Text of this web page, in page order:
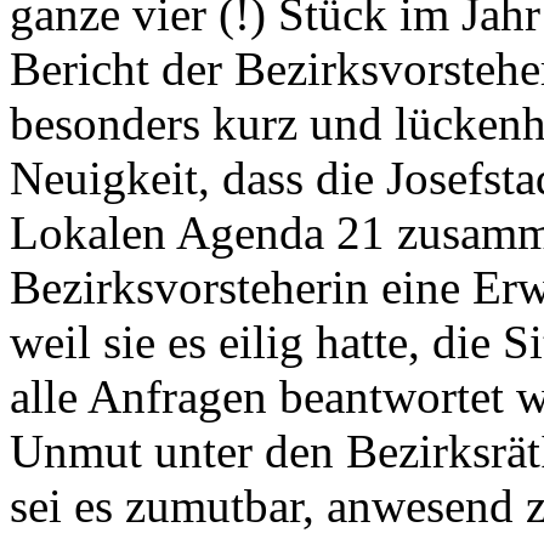
ganze vier (!) Stück im
Bericht der
besonders kurz und
Neuigkeit, dass die
Lokalen Agenda 21
Bezirksvorsteherin eine
weil sie es eilig hatte, die
alle Anfragen beantwortet
Unmut unter den
sei es zumutbar,